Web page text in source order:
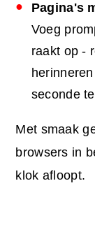
Pagina's
Voeg
raakt op -
seconde
Met smaak
browsers in
klok afloopt.